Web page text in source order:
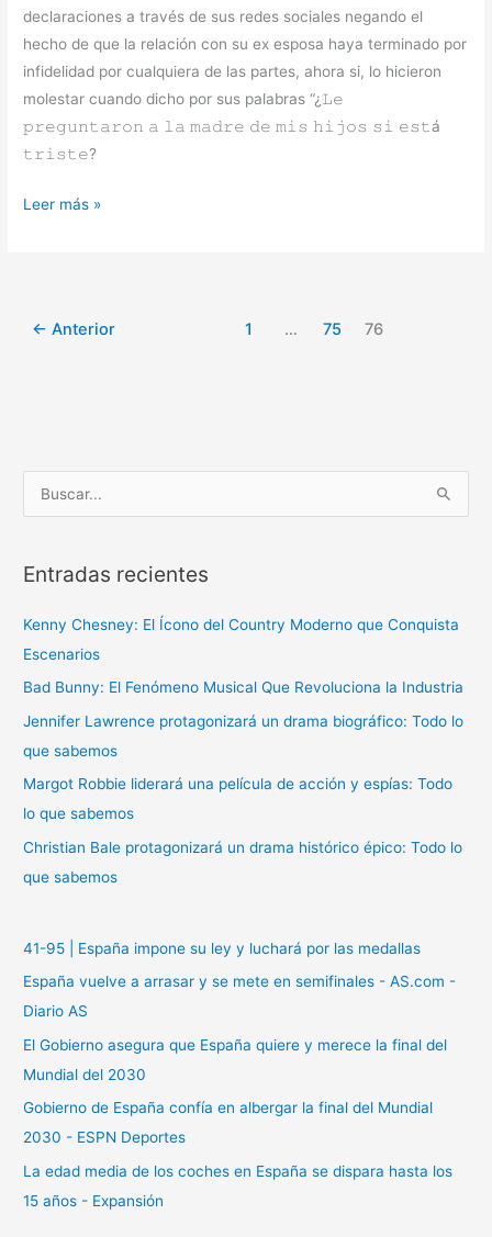
declaraciones a través de sus redes sociales negando el
hecho de que la relación con su ex esposa haya terminado por
infidelidad por cualquiera de las partes, ahora si, lo hicieron
molestar cuando dicho por sus palabras “¿𝙻𝚎
𝚙𝚛𝚎𝚐𝚞𝚗𝚝𝚊𝚛𝚘𝚗 𝚊 𝚕𝚊 𝚖𝚊𝚍𝚛𝚎 𝚍𝚎 𝚖𝚒𝚜 𝚑𝚒𝚓𝚘𝚜 𝚜𝚒 𝚎𝚜𝚝á
𝚝𝚛𝚒𝚜𝚝𝚎?
Lograron
Leer más »
← Anterior 1 … 75 76
u
c
r
p
o
r
:
Entradas recientes
Kenny Chesney: El Ícono del Country Moderno que Conquista
Escenarios
Bad Bunny: El Fenómeno Musical Que Revoluciona la Industria
Jennifer Lawrence protagonizará un drama biográfico: Todo lo
que sabemos
Margot Robbie liderará una película de acción y espías: Todo
lo que sabemos
Christian Bale protagonizará un drama histórico épico: Todo lo
que sabemos
41-95 | España impone su ley y luchará por las medallas
España vuelve a arrasar y se mete en semifinales - AS.com -
Diario AS
El Gobierno asegura que España quiere y merece la final del
Mundial del 2030
Gobierno de España confía en albergar la final del Mundial
2030 - ESPN Deportes
La edad media de los coches en España se dispara hasta los
15 años - Expansión